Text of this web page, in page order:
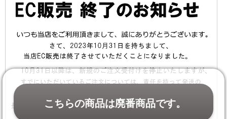
こちらの商品は廃番商品です。